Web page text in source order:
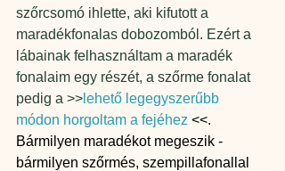
szőrcsomó ihlette, aki kifutott a
maradékfonalas dobozomból. Ezért a
lábainak felhasználtam a maradék
fonalaim egy részét, a szőrme fonalat
pedig a >> lehető legegyszerűbb
módon horgoltam a fejéhez <<.
Bármilyen maradékot megeszik -
bármilyen szőrmés, szempillafonallal